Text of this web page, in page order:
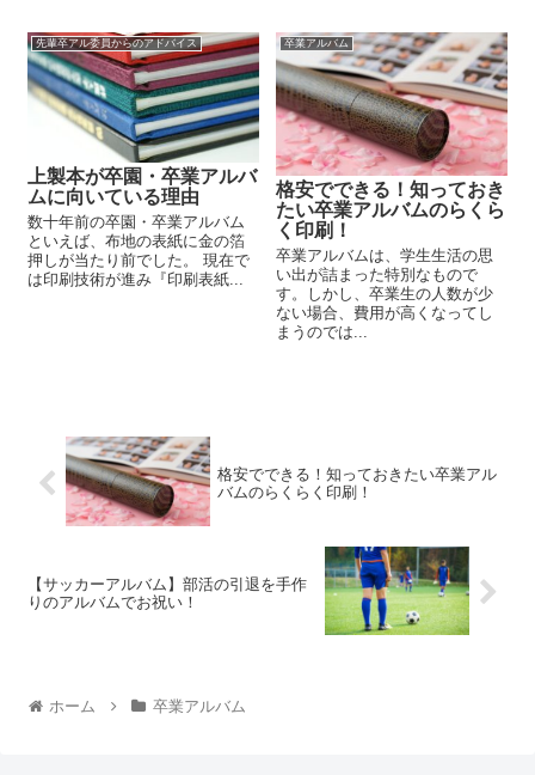
先輩卒アル委員からのアドバイス
上製本が卒園・卒業アルバ
ムに向いている理由
数十年前の卒園・卒業アルバム
といえば、布地の表紙に金の箔
押しが当たり前でした。 現在で
は印刷技術が進み『印刷表紙...
卒業アルバム
格安でできる！知っておき
たい卒業アルバムのらくら
く印刷！
卒業アルバムは、学生生活の思
い出が詰まった特別なもので
す。しかし、卒業生の人数が少
ない場合、費用が高くなってし
まうのでは...
格安でできる！知っておきたい卒業アル
バムのらくらく印刷！
【サッカーアルバム】部活の引退を手作
りのアルバムでお祝い！
ホーム 卒業アルバム